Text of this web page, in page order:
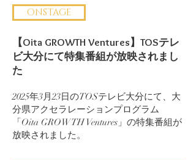
ONSTAGE
【Oita GROWTH Ventures】TOSテレ
ビ大分にて特集番組が放映されまし
た
2025年3月23日のTOSテレビ大分にて、大
分県アクセラレーションプログラム
「Oita GROWTH Ventures」の特集番組が
放映されました。